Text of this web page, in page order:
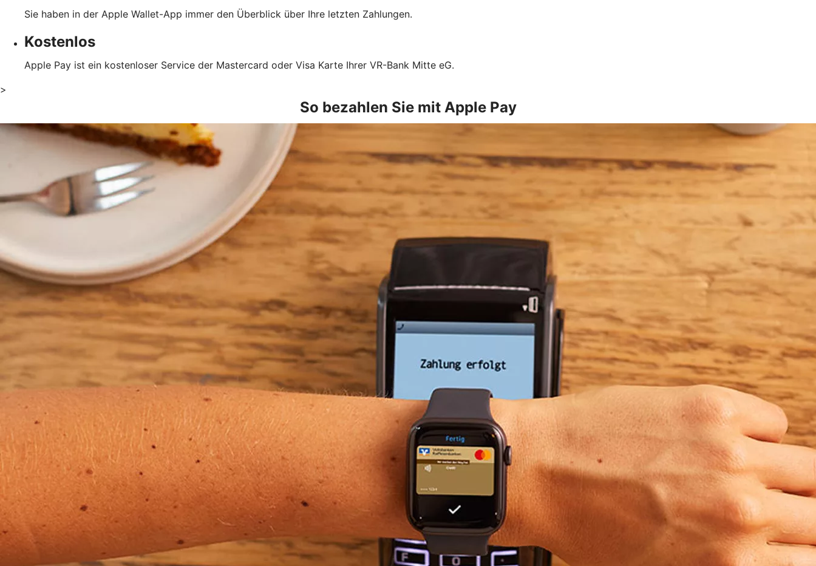
Sie haben in der Apple Wallet-App immer den Überblick über Ihre letzten Zahlungen.
Kostenlos
Apple Pay ist ein kostenloser Service der Mastercard oder Visa Karte Ihrer VR-Bank Mitte eG.
>
So bezahlen Sie mit Apple Pay